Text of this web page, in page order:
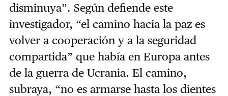
disminuya”. Según defiende este
investigador, “el camino hacia la paz es
volver a cooperación y a la seguridad
compartida” que había en Europa antes
de la guerra de Ucrania. El camino,
subraya, “no es armarse hasta los dientes